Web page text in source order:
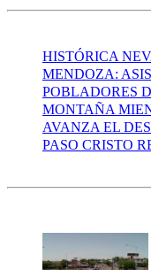
HISTÓRICA
MENDOZA:
POBLADORES
MONTAÑA
AVANZA EL
PASO CRISTO